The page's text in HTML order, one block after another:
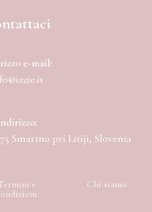
e-mail:
Smartno pri Litiji, Slovenia
e
Chi siamo